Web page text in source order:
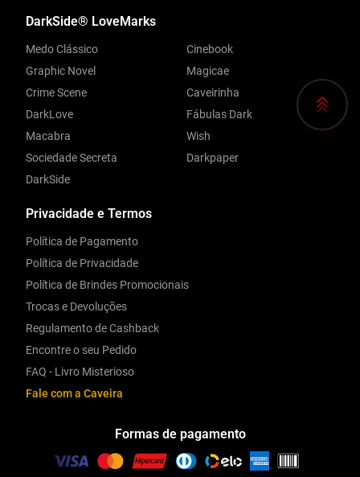
Privacidade e Termos
Política de Pagamento
Política de Privacidade
Política de Brindes Promocionais
Trocas e Devoluções
Regulamento de Cashback
Encontre o seu Pedido
FAQ - Livro Misterioso
Fale com a Caveira
DarkSide® LoveMarks
Medo Clássico
Graphic Novel
Crime Scene
DarkLove
Macabra
Sociedade Secreta
DarkSide
Cinebook
Magicae
Caveirinha
Fábulas Dark
Wish
Darkpaper
Formas de pagamento